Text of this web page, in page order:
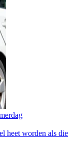
heet worden als die